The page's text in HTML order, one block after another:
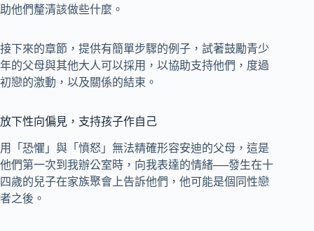
助他們釐清該做些什麼。
接下來的章節，提供有簡單步驟的例子，試著鼓勵青少
年的父母與其他大人可以採用，以協助支持他們，度過
初戀的激動，以及關係的結束。
放下性向偏見，支持孩子作自己
用「恐懼」與「憤怒」無法精確形容安迪的父母，這是
他們第一次到我辦公室時，向我表達的情緒──發生在十
四歲的兒子在家族聚會上告訴他們，他可能是個同性戀
者之後。